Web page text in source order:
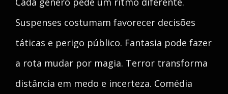
Suspenses costumam favorecer decisões
táticas e perigo público. Fantasia pode fazer
a rota mudar por magia. Terror transforma
distância em medo e incerteza. Comédia